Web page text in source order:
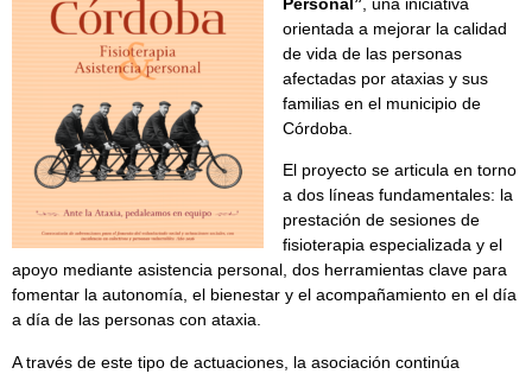
orientada a mejorar la calidad
de vida de las personas
afectadas por ataxias y sus
familias en el municipio de
Córdoba.
El proyecto se articula en torno
a dos líneas fundamentales: la
prestación de sesiones de
fisioterapia especializada y el
apoyo mediante asistencia personal, dos herramientas clave para
fomentar la autonomía, el bienestar y el acompañamiento en el día
a día de las personas con ataxia.
A través de este tipo de actuaciones, la asociación continúa